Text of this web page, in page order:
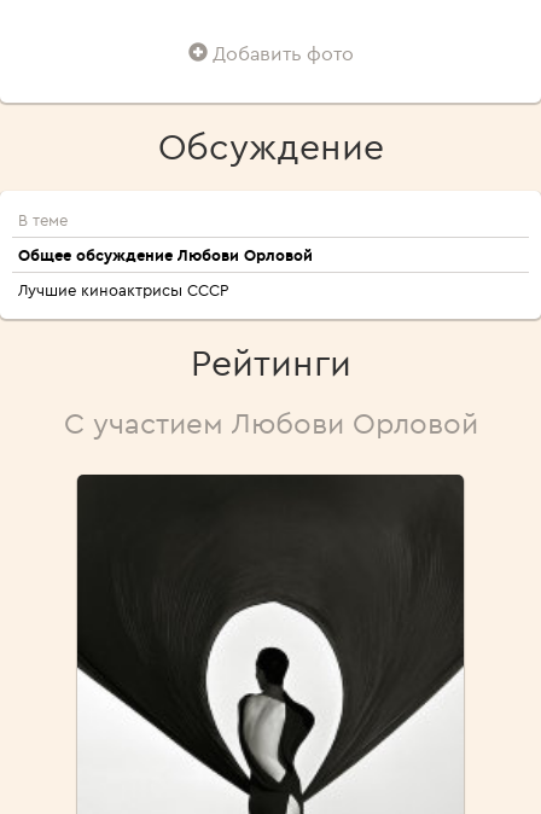
Добавить фото
Обсуждение
В теме
Общее обсуждение Любови Орловой
Лучшие киноактрисы СССР
Рейтинги
С участием Любови Орловой